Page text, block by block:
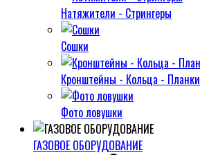
Натяжители - Стрингеры
Сошки
Кронштейны - Кольца - Планки
Фото ловушки
ГАЗОВОЕ ОБОРУДОВАНИЕ